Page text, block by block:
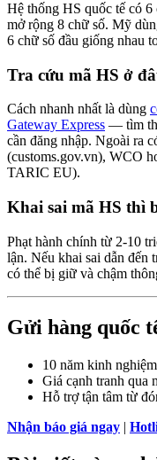
Hệ thống HS quốc tế có
mở rộng 8 chữ số. Mỹ
6 chữ số đầu giống nhau
Tra cứu mã HS ở
Cách nhanh nhất là dùng
Gateway Express — tìm
cần đăng nhập. Ngoài ra
(customs.gov.vn), WCO
TARIC EU).
Khai sai mã HS thì
Phạt hành chính từ 2-10
lận. Nếu khai sai dẫn đến
có thể bị giữ và chậm
Gửi hàng quốc
10 năm kinh
Giá cạnh tranh qua
Hỗ trợ tận tâm từ
Nhận báo giá ngay |